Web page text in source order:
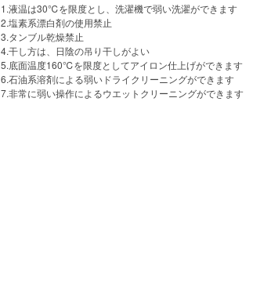
1.液温は30℃を限度とし、洗濯機で弱い洗濯ができます
2.塩素系漂白剤の使用禁止
3.タンブル乾燥禁止
4.干し方は、日陰の吊り干しがよい
5.底面温度160℃を限度としてアイロン仕上げができます
6.石油系溶剤による弱いドライクリーニングができます
7.非常に弱い操作によるウエットクリーニングができます